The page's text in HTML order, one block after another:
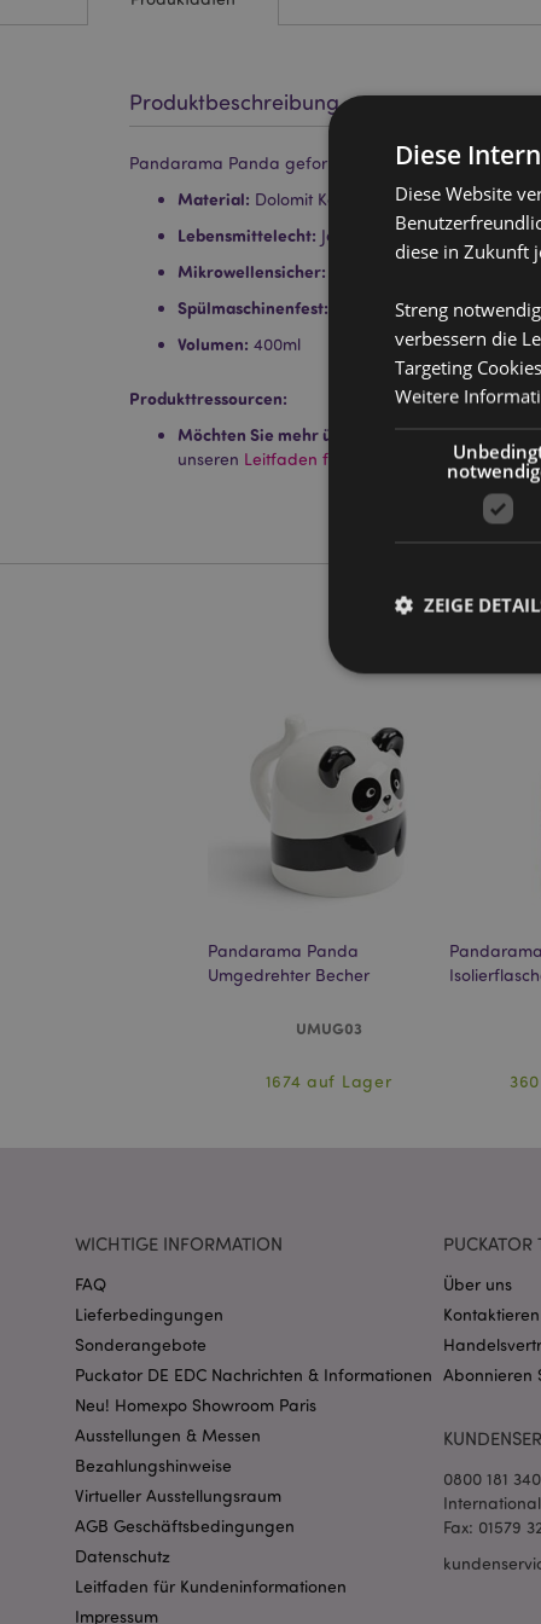
Produktbeschreibung
Pandarama Panda geformter Henkel Tasse
Material: Dolomit Keramik
Lebensmittelecht: Ja
Mikrowellensicher:
Spülmaschinenfest:
Volumen: 400ml
Produkttressourcen:
Möchten Sie mehr über den Einkauf bei
unseren Leitfaden für Kundeninformationen.
Pandarama Panda
Umgedrehter Becher
UMUG03
1674 auf Lager
WICHTIGE INFORMATION
FAQ
Lieferbedingungen
Sonderangebote
Puckator DE EDC Nachrichten & Informationen
Neu! Homexpo Showroom Paris
Ausstellungen & Messen
Bezahlungshinweise
Virtueller Ausstellungsraum
AGB Geschäftsbedingungen
Datenschutz
Leitfaden für Kundeninformationen
Impressum
PUCKATOR
Über uns
Abonnieren
0800 181
Fax: 01579
Diese
Diese Website
diese in Zukunft
Streng
verbessern die
Targeting
Weitere
ZEIGE
Streng-
Ohne unbedingt
mage-cache-
mage-messages
mage-cache-sessid
X-Magento-Vary